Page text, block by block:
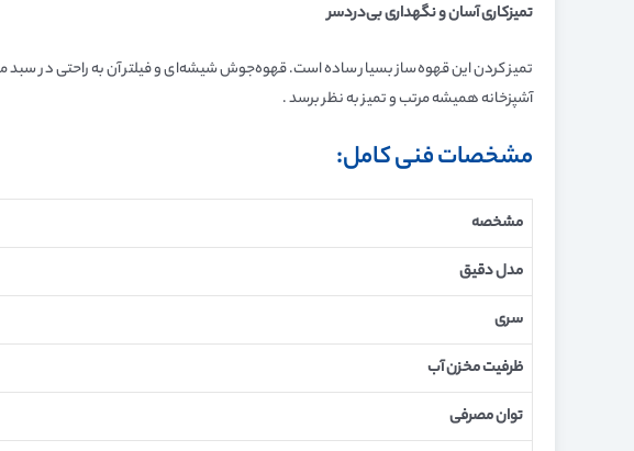
تمیزکاری آسان و نگهداری بی‌دردسر
تمیز کردن این قهوه‌ساز بسیار ساده است. قهوه‌جوش شیشه‌ای و فیلتر آن به راحتی در سبد
آشپزخانه همیشه مرتب و تمیز به نظر برسد .
مشخصات فنی کامل:
مشخصه
مدل دقیق
سری
ظرفیت مخزن آب
توان مصرفی